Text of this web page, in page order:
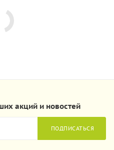
акций и новостей
ПОДПИСАТЬСЯ